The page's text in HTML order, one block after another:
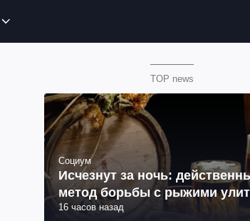
TOP news
Социум
Исчезнут за ночь:
метод борьбы с рыжими
16 часов назад